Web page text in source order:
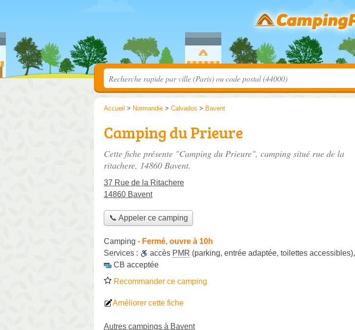
Accueil > Normandie > Calvados > Bavent
Camping du Prieure
Cette fiche présente "Camping du Prieure", camping situé rue de la
ritachere, 14860 Bavent.
37 Rue de la Ritachere
14860 Bavent
📞 Appeler ce camping
Camping - Fermé, ouvre à 10h
Services :
accès PMR (parking, entrée adaptée, toilettes accessibles),
CB acceptée
Recommander ce camping
Améliorer cette fiche
Autres campings à Bavent